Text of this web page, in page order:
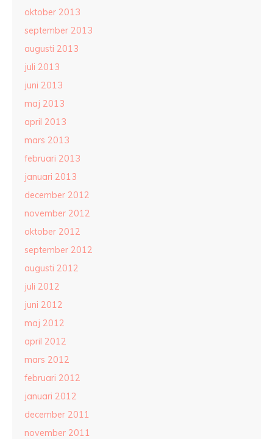
oktober 2013
september 2013
augusti 2013
juli 2013
juni 2013
maj 2013
april 2013
mars 2013
februari 2013
januari 2013
december 2012
november 2012
oktober 2012
september 2012
augusti 2012
juli 2012
juni 2012
maj 2012
april 2012
mars 2012
februari 2012
januari 2012
december 2011
november 2011